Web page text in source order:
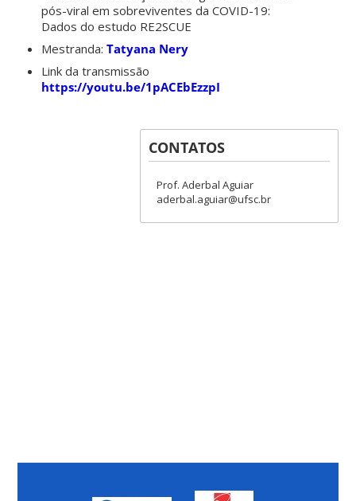
pós-viral em sobreviventes da COVID-19:
Dados do estudo RE2SCUE
Mestranda:Tatyana Nery
Link da transmissão
https://youtu.be/1pACEbEzzpI
CONTATOS
Prof. Aderbal Aguiar
aderbal.aguiar@ufsc.br